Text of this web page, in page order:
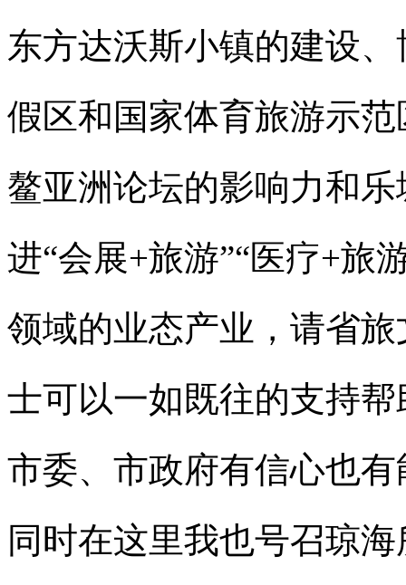
东方达沃斯小镇的建设
假区和国家体育旅游示
鳌亚洲论坛的影响力和
进“会展+旅游”“医疗+旅
领域的业态产业，请省
士可以一如既往的支持
市委、市政府有信心也
同时在这里我也号召琼